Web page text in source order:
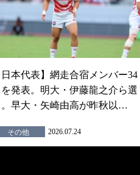
日本代表】網走合宿メンバー34
発表。明大・伊藤龍之介ら選
。早大・矢崎由高が昨秋以…
その他 2026.07.24